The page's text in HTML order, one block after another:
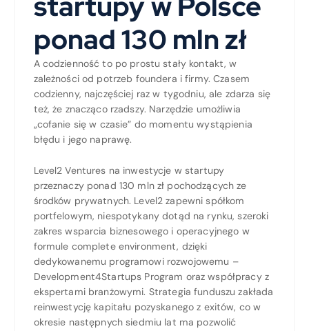
ponad 130 mln zł
A codzienność to po prostu stały kontakt, w
zależności od potrzeb foundera i firmy. Czasem
codzienny, najczęściej raz w tygodniu, ale zdarza się
też, że znacząco rzadszy. Narzędzie umożliwia
„cofanie się w czasie” do momentu wystąpienia
błędu i jego naprawę.
Level2 Ventures na inwestycje w startupy
przeznaczy ponad 130 mln zł pochodzących ze
środków prywatnych. Level2 zapewni spółkom
portfelowym, niespotykany dotąd na rynku, szeroki
zakres wsparcia biznesowego i operacyjnego w
formule complete environment, dzięki
dedykowanemu programowi rozwojowemu –
Development4Startups Program oraz współpracy z
ekspertami branżowymi. Strategia funduszu zakłada
reinwestycję kapitału pozyskanego z exitów, co w
okresie następnych siedmiu lat ma pozwolić